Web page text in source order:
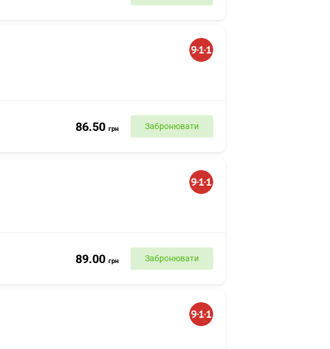
86.50 грн Забронювати
89.00 грн Забронювати